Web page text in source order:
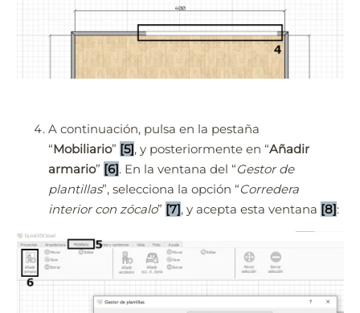
A continuación, pulsa en la pestaña
“Mobiliario” [5], y posteriormente en “Añadir
armario” [6]. En la ventana del “Gestor de
plantillas”, selecciona la opción “Corredera
interior con zócalo” [7], y acepta esta ventana [8]: